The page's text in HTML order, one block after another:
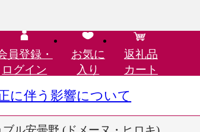
員登録・
ログイン
お気に
入り
返礼品
カート
に伴う影響について